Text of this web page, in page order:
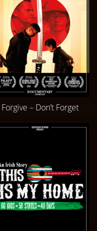
Forgive – Don’t Forget